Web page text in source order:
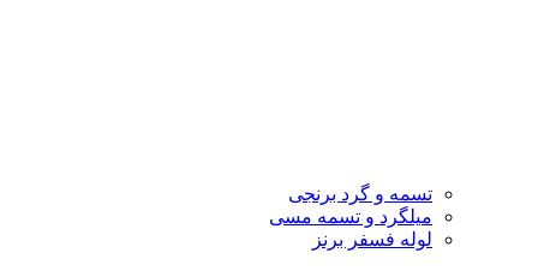
تسمه و گرد برنجی
میلگرد و تسمه مسی
لوله فسفر برنز